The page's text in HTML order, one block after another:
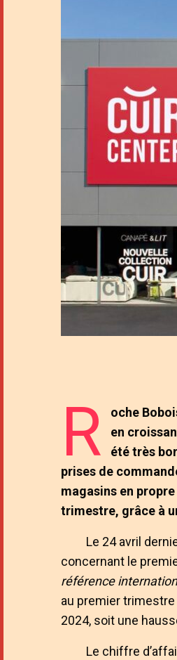
R
oche
en
été très
prises de
magasins en
trimestre, grâce à
Le 24 avril
concernant le
référence
au premier
2024, soit une
Le chiffre